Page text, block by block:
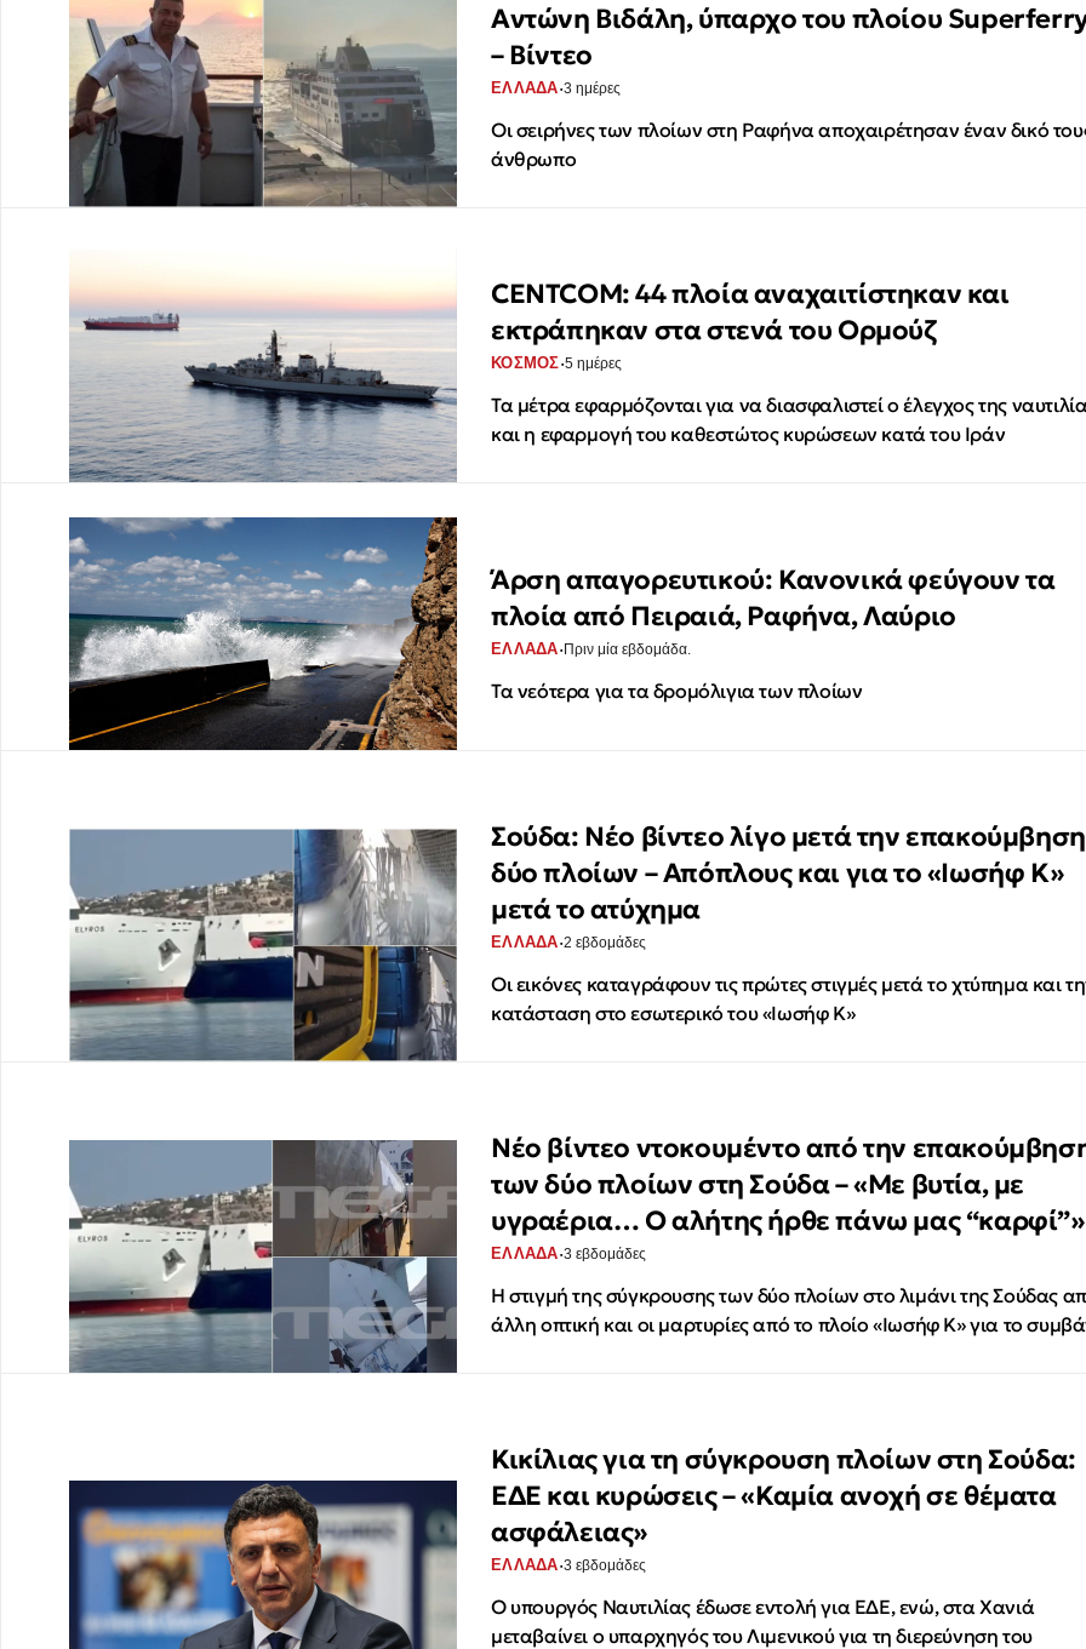
Αντώνη Βιδάλη, ύπαρχο του πλοίου
– Βίντεο
ΕΛΛΑΔΑ·3 ημέρες
Οι σειρήνες των πλοίων στη Ραφήνα αποχαιρέτησαν έναν δικό
άνθρωπο
CENTCOM: 44 πλοία αναχαιτίστηκαν και
εκτράπηκαν στα στενά του Ορμούζ
ΚΟΣΜΟΣ·5 ημέρες
Τα μέτρα εφαρμόζονται για να διασφαλιστεί ο έλεγχος της
και η εφαρμογή του καθεστώτος κυρώσεων κατά του Ιράν
Άρση απαγορευτικού: Κανονικά φεύγουν τα
πλοία από Πειραιά, Ραφήνα, Λαύριο
ΕΛΛΑΔΑ·Πριν μία εβδομάδα.
Τα νεότερα για τα δρομόλιγια των πλοίων
Σούδα: Νέο βίντεο λίγο μετά την επακούμβηση
δύο πλοίων – Απόπλους και για το «Ιωσήφ Κ»
μετά το ατύχημα
ΕΛΛΑΔΑ·2 εβδομάδες
Οι εικόνες καταγράφουν τις πρώτες στιγμές μετά το χτύπημα και
κατάσταση στο εσωτερικό του «Ιωσήφ Κ»
Νέο βίντεο ντοκουμέντο από την
των δύο πλοίων στη Σούδα – «Με βυτία, με
υγραέρια… Ο αλήτης ήρθε πάνω μας “καρφί”»
ΕΛΛΑΔΑ·3 εβδομάδες
Η στιγμή της σύγκρουσης των δύο πλοίων στο λιμάνι της Σούδας
άλλη οπτική και οι μαρτυρίες από το πλοίο «Ιωσήφ Κ» για το
Κικίλιας για τη σύγκρουση πλοίων στη Σούδα:
ΕΔΕ και κυρώσεις – «Καμία ανοχή σε θέματα
ασφάλειας»
ΕΛΛΑΔΑ·3 εβδομάδες
Ο υπουργός Ναυτιλίας έδωσε εντολή για ΕΔΕ, ενώ, στα Χανιά
μεταβαίνει ο υπαρχηγός του Λιμενικού για τη διερεύνηση του